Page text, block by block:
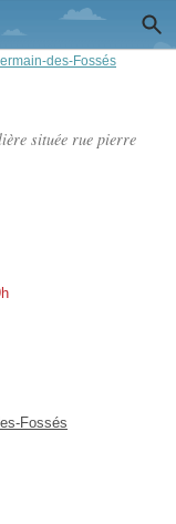
des-Fossés
située rue pierre
Fossés